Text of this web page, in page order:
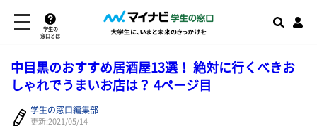
学生の
窓口とは
中目黒のおすすめ居酒屋13選！ 絶対に行くべきお
しゃれでうまいお店は？ 4ページ目
学生の窓口編集部
更新:2021/05/14